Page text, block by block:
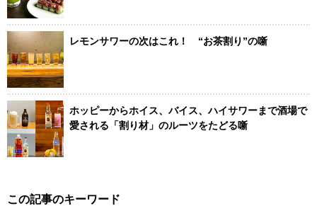
レモンサワーの次はこれ！ “お茶割り”の噺
ホッピーからホイス、バイス、ハイサワーまで酒場で
愛される「割り材」のルーツをたどる噺
この記事のキーワード